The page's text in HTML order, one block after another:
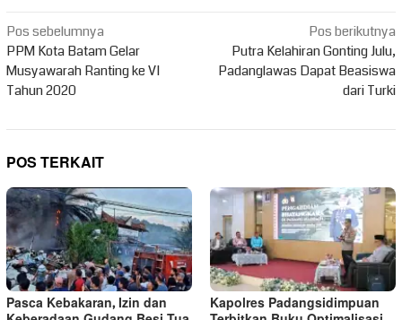
Navigasi
pos
Pos sebelumnya
PPM Kota Batam Gelar
Musyawarah Ranting ke VI
Tahun 2020
Pos berikutnya
Putra Kelahiran Gonting Julu,
Padanglawas Dapat Beasiswa
dari Turki
POS TERKAIT
Pasca Kebakaran, Izin dan Kapolres Padangsidimpuan